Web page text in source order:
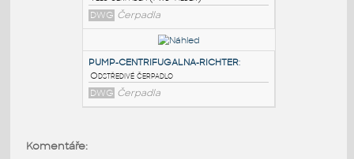
2-PUMP-HYDRAULIC_MOTOR
2" Pump, Hydraulic Driven
DWG Čerpadla
Komentáře: